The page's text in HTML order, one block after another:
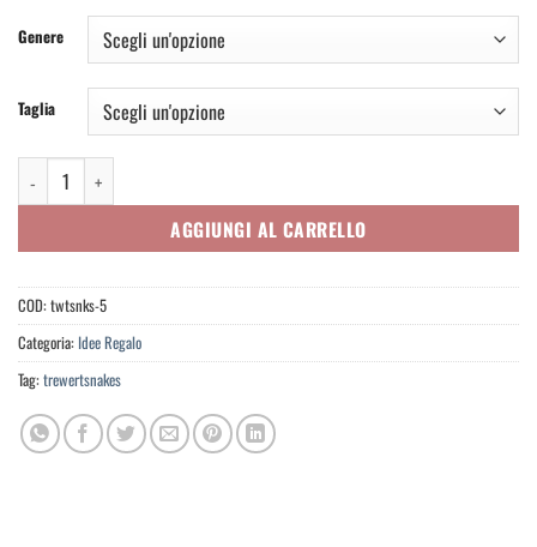
Genere
Taglia
Tshirt Vuoi vedere i miei palla quantità
AGGIUNGI AL CARRELLO
COD: twtsnks-5
Categoria: Idee Regalo
Tag: trewertsnakes